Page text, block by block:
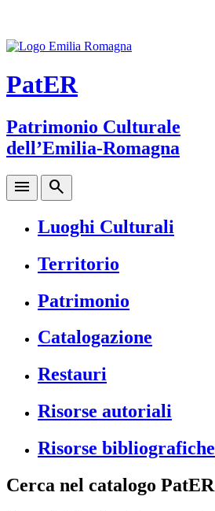
PatER
Patrimonio Culturale
dell’Emilia-Romagna
menu search
Luoghi Culturali
Territorio
Patrimonio
Catalogazione
Restauri
Risorse autoriali
Risorse bibliografiche
Cerca nel catalogo PatER